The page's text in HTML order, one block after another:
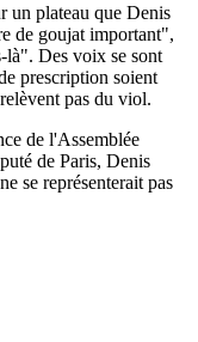
un plateau que Denis
de goujat important",
là". Des voix se sont
prescription soient
pas du viol.
de l'Assemblée
de Paris, Denis
se représenterait pas